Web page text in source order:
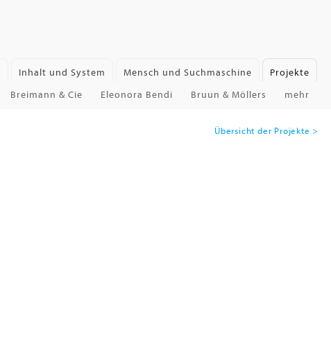
Inhalt und System Mensch und Suchmaschine
Projekte
Breimann & Cie Eleonora Bendi Bruun & Möllers mehr
Übersicht der Projekte >